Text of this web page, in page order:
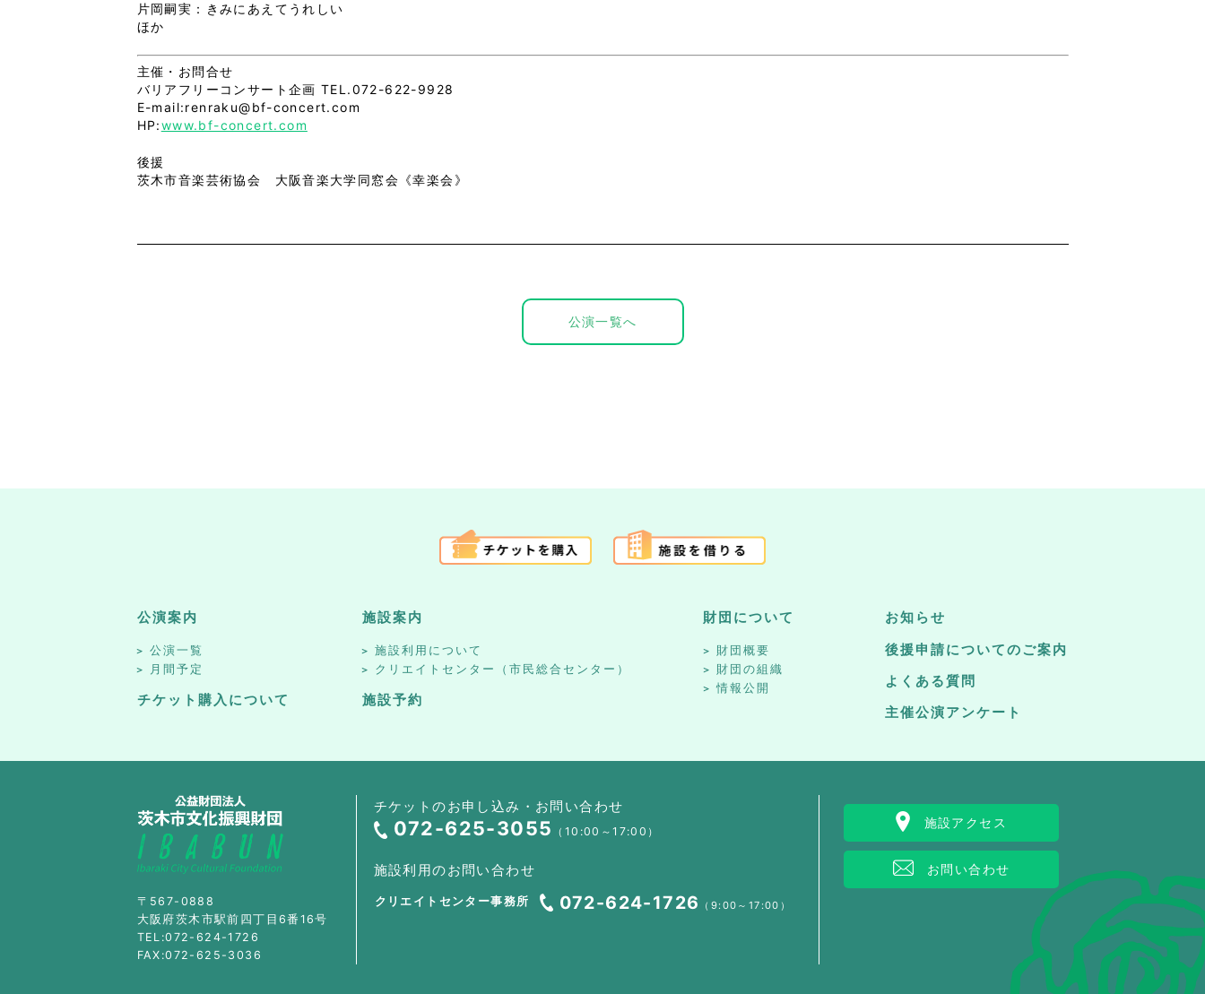
片岡嗣実：きみにあえてうれしい
ほか
主催・お問合せ
バリアフリーコンサート企画 TEL.072-622-9928
E-mail:renraku@bf-concert.com
HP:www.bf-concert.com
後援
茨木市音楽芸術協会 大阪音楽大学同窓会《幸楽会》
公演一覧へ
公演案内
公演一覧
月間予定
チケット購入について
施設案内
施設利用について
クリエイトセンター（市民総合センター）
施設予約
財団について
財団概要
財団の組織
情報公開
お知らせ
後援申請についてのご案内
よくある質問
主催公演アンケート
〒567-0888
大阪府茨木市駅前四丁目6番16号
TEL:072-624-1726
FAX:072-625-3036
チケットのお申し込み・お問い合わせ
072-625-3055 （10:00～17:00）
施設利用のお問い合わせ
クリエイトセンター事務所 072-624-1726 （9:00～17:00）
施設アクセス
お問い合わせ